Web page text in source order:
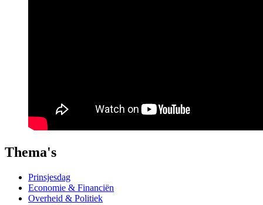
Thema's
Prinsjesdag
Economie & Financiën
Overheid & Politiek